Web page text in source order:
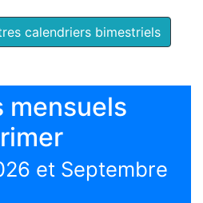
calendriers bimestriels
mensuels
et Septembre